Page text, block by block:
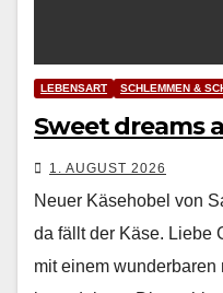
LEBENSART SCHLEMMEN &
Sweet dreams
1. AUGUST 2026
Neuer Käsehobel von
da fällt der Käse. Liebe
mit einem